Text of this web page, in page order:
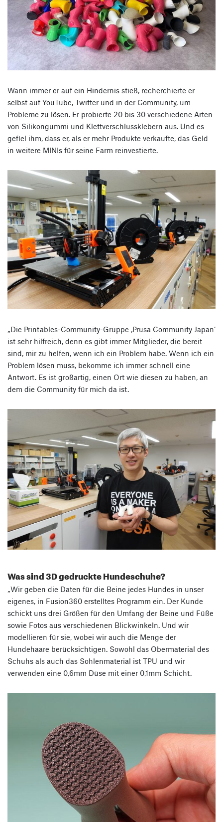
Wann immer er auf ein Hindernis stieß, recherchierte er
selbst auf YouTube, Twitter und in der Community, um
Probleme zu lösen. Er probierte 20 bis 30 verschiedene Arten
von Silikongummi und Klettverschlussklebern aus. Und es
gefiel ihm, dass er, als er mehr Produkte verkaufte, das Geld
in weitere MINIs für seine Farm reinvestierte.
„Die Printables-Community-Gruppe ‚Prusa Community Japan‘
ist sehr hilfreich, denn es gibt immer Mitglieder, die bereit
sind, mir zu helfen, wenn ich ein Problem habe. Wenn ich ein
Problem lösen muss, bekomme ich immer schnell eine
Antwort. Es ist großartig, einen Ort wie diesen zu haben, an
dem die Community für mich da ist.
Was sind 3D gedruckte Hundeschuhe?
„Wir geben die Daten für die Beine jedes Hundes in unser
eigenes, in Fusion360 erstelltes Programm ein. Der Kunde
schickt uns drei Größen für den Umfang der Beine und Füße
sowie Fotos aus verschiedenen Blickwinkeln. Und wir
modellieren für sie, wobei wir auch die Menge der
Hundehaare berücksichtigen. Sowohl das Obermaterial des
Schuhs als auch das Sohlenmaterial ist TPU und wir
verwenden eine 0,6mm Düse mit einer 0,1mm Schicht.